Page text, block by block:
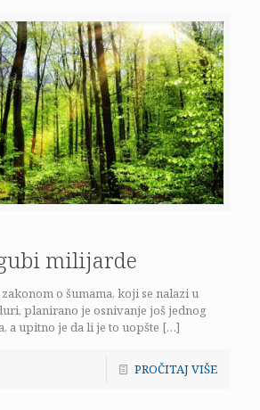
milijarde
o šumama, koji se nalazi u
planirano je osnivanje još jednog
a upitno je da li je to uopšte […]
PROČITAJ VIŠE